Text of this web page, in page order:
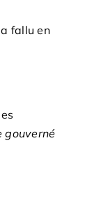
fallu en
gouverné